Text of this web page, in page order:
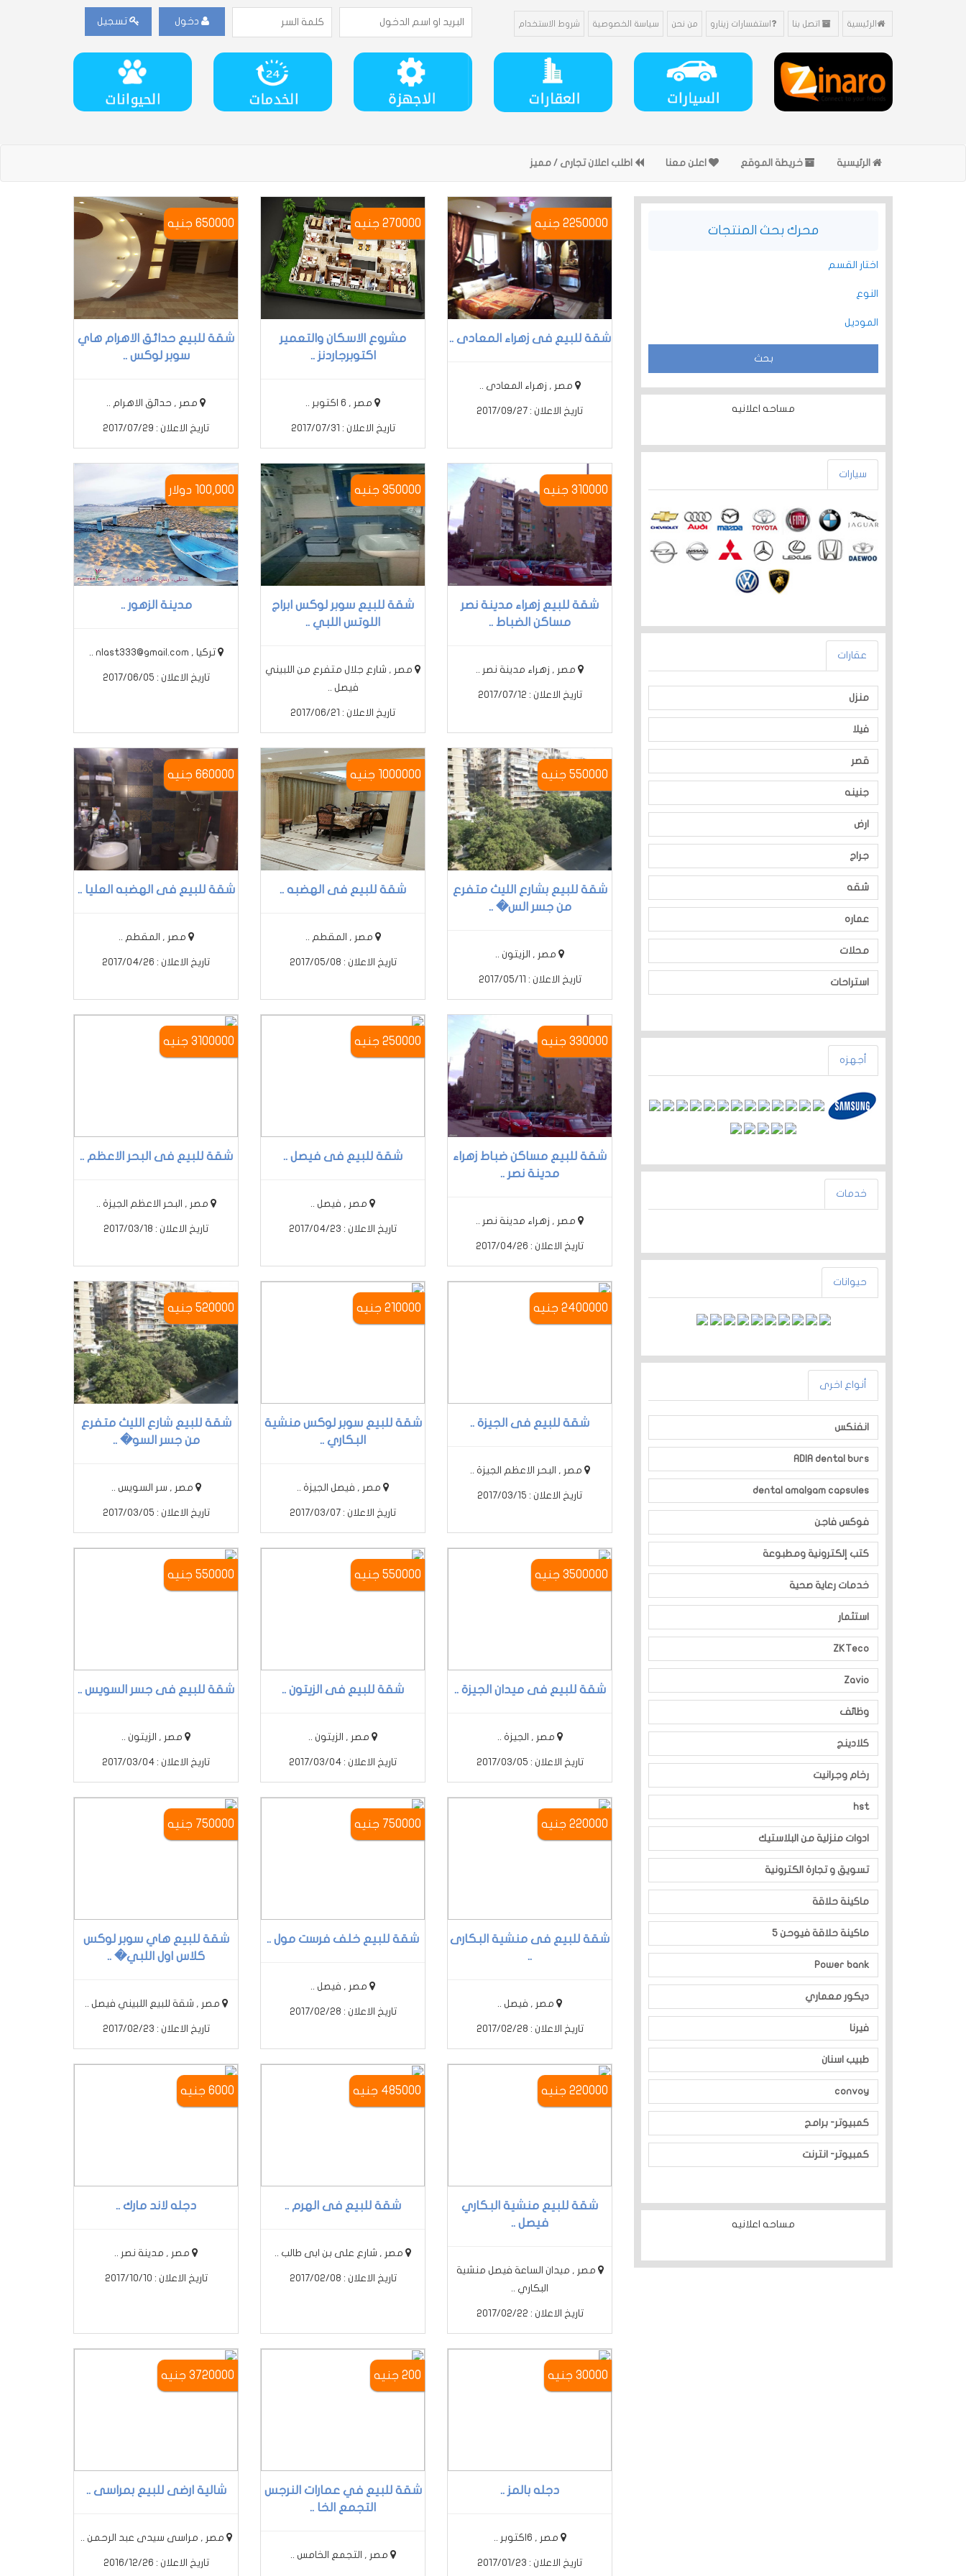
الرئيسية اتصل بنا استفسارات زينارو من نحن سياسة الخصوصية شروط الاستخدام دخول تسجيل
الرئيسية خريطة الموقع اعلن معنا اطلب اعلان تجارى / مميز
محرك بحث المنتجات
اختار القسم
النوع
الموديل
مساحه اعلانيه
سيارات
عقارات
منزل
فيلا
قصر
جنينه
ارض
جراج
شقه
عماره
محلات
استراحات
أجهزه
خدمات
حيوانات
أنواع اخرى
انفنكس
ADIA dental burs
dental amalgam capsules
فوكس فاجن
كتب إلكترونية ومطبوعة
خدمات رعاية صحية
استثمار
ZKTeco
Zavio
وظائف
كلادينج
رخام وجرانيت
hst
ادوات منزلية من البلاستيك
تسويق و تجارة الكترونية
ماكينة حلاقة
ماكينة حلاقة فيوحن 5
Power bank
ديكور معماري
فيرنا
طبيب اسنان
convoy
كمبيوتر- برامج
كمبيوتر- انترنت
مساحه اعلانيه
2250000 جنيه
شقة للبيع فى زهراء المعادى ..
مصر , زهراء المعادى ..
تاريخ الاعلان : 2017/09/27
270000 جنيه
مشروع الاسكان والتعمير
اكتوبرجاردنز ..
مصر , 6 اكتوبر ..
تاريخ الاعلان : 2017/07/31
650000 جنيه
شقة للبيع حدائق الاهرام هاي
سوبر لوكس ..
مصر , حدائق الاهرام ..
تاريخ الاعلان : 2017/07/29
310000 جنيه
شقة للبيع زهراء مدينة نصر
مساكن الضباط ..
مصر , زهراء مدينة نصر ..
تاريخ الاعلان : 2017/07/12
350000 جنيه
شقة للبيع سوبر لوكس ابراج
اللوتس اللبي ..
مصر , شارع جلال متفرع من اللبيني
فيصل ..
تاريخ الاعلان : 2017/06/21
100,000 دوﻻر
مدينة الزهور ..
تركيا , nlast333@gmail.com ..
تاريخ الاعلان : 2017/06/05
550000 جنيه
شقة للبيع بشارع الليث متفرع
من جسر الس� ..
مصر , الزيتون ..
تاريخ الاعلان : 2017/05/11
1000000 جنيه
شقة للبيع فى الهضبه ..
مصر , المقطم ..
تاريخ الاعلان : 2017/05/08
660000 جنيه
شقة للبيع فى الهضبه العليا ..
مصر , المقطم ..
تاريخ الاعلان : 2017/04/26
330000 جنيه
شقة للبيع مساكن ضباط زهراء
مدينة نصر ..
مصر , زهراء مدينة نصر ..
تاريخ الاعلان : 2017/04/26
250000 جنيه
شقة للبيع فى فيصل ..
مصر , فيصل ..
تاريخ الاعلان : 2017/04/23
3100000 جنيه
شقة للبيع فى البحر الاعظم ..
مصر , البحر الاعظم الجيزة ..
تاريخ الاعلان : 2017/03/18
2400000 جنيه
شقة للبيع فى الجيزة ..
مصر , البحر الاعظم الجيزة ..
تاريخ الاعلان : 2017/03/15
210000 جنيه
شقة للبيع سوبر لوكس منشية
البكاري ..
مصر , فيصل الجيزة ..
تاريخ الاعلان : 2017/03/07
520000 جنيه
شقة للبيع شارع الليث متفرع
من جسر السو� ..
مصر , سر السويس ..
تاريخ الاعلان : 2017/03/05
3500000 جنيه
شقة للبيع فى ميدان الجيزة ..
مصر , الجيزة ..
تاريخ الاعلان : 2017/03/05
550000 جنيه
شقة للبيع فى الزيتون ..
مصر , الزيتون ..
تاريخ الاعلان : 2017/03/04
550000 جنيه
شقة للبيع فى جسر السويس ..
مصر , الزيتون ..
تاريخ الاعلان : 2017/03/04
220000 جنيه
شقة للبيع فى منشية البكارى
..
مصر , فيصل ..
تاريخ الاعلان : 2017/02/28
750000 جنيه
شقة للبيع خلف فرست مول ..
مصر , فيصل ..
تاريخ الاعلان : 2017/02/28
750000 جنيه
شقة للبيع هاي سوبر لوكس
كلاس اول اللبي� ..
مصر , شقة للبيع اللبيني فيصل ..
تاريخ الاعلان : 2017/02/23
220000 جنيه
شقة للبيع منشية البكاري
فيصل ..
مصر , ميدان الساعة فيصل منشية
البكاري ..
تاريخ الاعلان : 2017/02/22
485000 جنيه
شقة للبيع فى الهرم ..
مصر , شارع على بن ابى طالب ..
تاريخ الاعلان : 2017/02/08
6000 جنيه
دجله لاند مارك ..
مصر , مدينة نصر ..
تاريخ الاعلان : 2017/10/10
30000 جنيه
دجله بالمز ..
مصر , 6اكتوبر ..
تاريخ الاعلان : 2017/01/23
200 جنيه
شقة للبيع في عمارات النرجس
التجمع الخا ..
مصر , التجمع الخامس ..
3720000 جنيه
شالية ارضى للبيع بمراسى ..
مصر , مراسى سيدى عبد الرحمن ..
تاريخ الاعلان : 2016/12/26